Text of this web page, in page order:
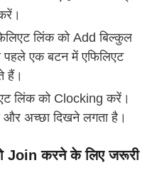
लिंक को Add बिल्कुल
एक बटन में एफिलिएट
हैं।
लिंक को Clocking करें।
अच्छा दिखने लगता है।
Join करने के लिए जरूरी